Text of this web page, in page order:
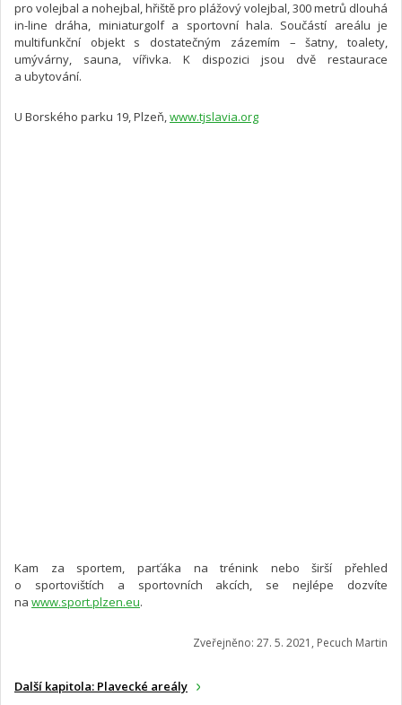
pro volejbal a nohejbal, hřiště pro plážový volejbal, 300 metrů dlouhá
in-line dráha, miniaturgolf a sportovní hala. Součástí areálu je
multifunkční objekt s dostatečným zázemím – šatny, toalety,
umývárny, sauna, vířivka. K dispozici jsou dvě restaurace
a ubytování.
U Borského parku 19, Plzeň,www.tjslavia.org
Kam za sportem, parťáka na trénink nebo širší přehled
o sportovištích a sportovních akcích, se nejlépe dozvíte
na www.sport.plzen.eu.
Zveřejněno: 27. 5. 2021, Pecuch Martin
Další kapitola: Plavecké areály